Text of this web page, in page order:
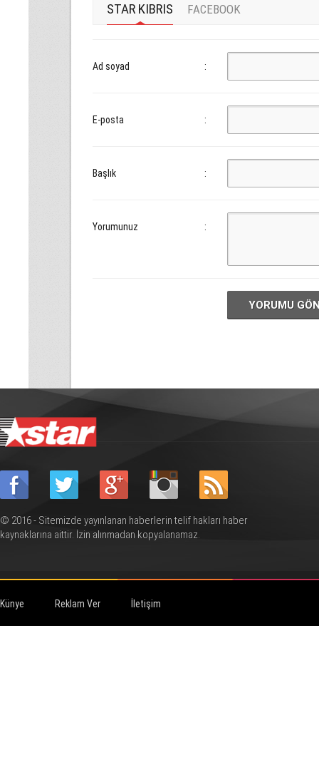
STAR KIBRIS FACEBOOK
Ad soyad :
E-posta :
Başlık :
Yorumunuz :
YORUMU
© 2016 - Sitemizde yayınlanan haberlerin telif hakları haber
kaynaklarına aittir. İzin alınmadan kopyalanamaz.
Künye Reklam Ver İletişim